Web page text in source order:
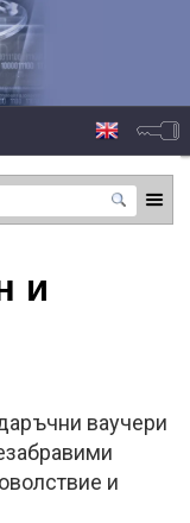
и
ваучери
и